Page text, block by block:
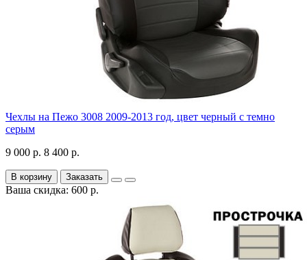
Чехлы на Пежо 3008 2009-2013 год, цвет черный с темно
серым
9 000 р. 8 400 р.
В корзину Заказать
Ваша скидка: 600 р.